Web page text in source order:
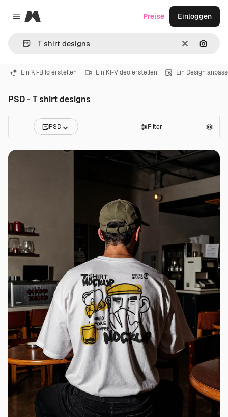
Close menu
Magnific
LöschenNach
Preise Einloggen
Ein KI-Bild erstellen Ein KI-Video erstellen Ein Design
PSD - T shirt designs
PSD Filter